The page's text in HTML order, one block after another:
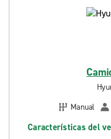
Manual
Características del